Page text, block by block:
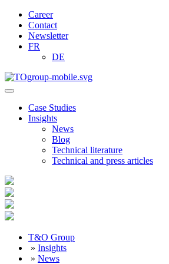
Career
Contact
Newsletter
FR
DE
Case Studies
Insights
News
Blog
Technical literature
Technical and press articles
T&O Group
» Insights
» News